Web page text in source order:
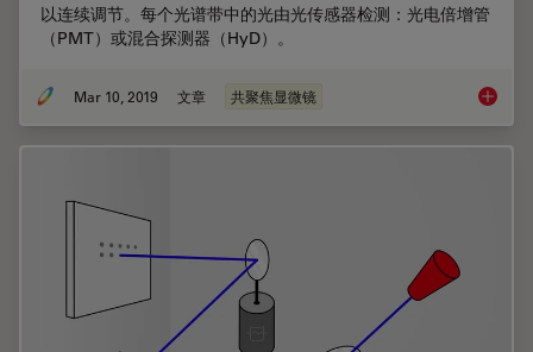
以连续调节。每个光谱带中的光由光传感器检测：光电倍增管
（PMT）或混合探测器（HyD）。
Mar 10, 2019 文章 共聚焦显微镜 什么是